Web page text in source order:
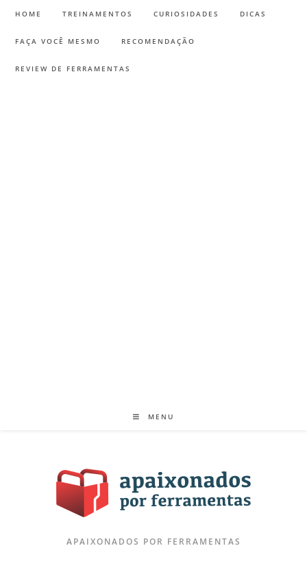
HOME TREINAMENTOS CURIOSIDADES DICAS
FAÇA VOCÊ MESMO RECOMENDAÇÃO
REVIEW DE FERRAMENTAS
MENU
APAIXONADOS POR FERRAMENTAS